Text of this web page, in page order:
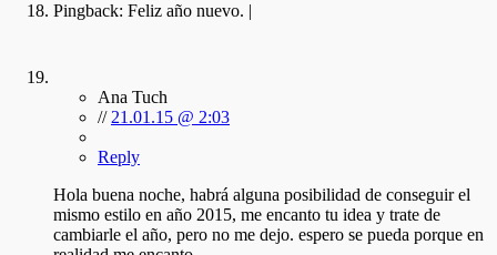
Pingback: Feliz año nuevo. |
Ana Tuch
// 21.01.15 @ 2:03
Reply
Hola buena noche, habrá alguna posibilidad de conseguir el
mismo estilo en año 2015, me encanto tu idea y trate de
cambiarle el año, pero no me dejo. espero se pueda porque en